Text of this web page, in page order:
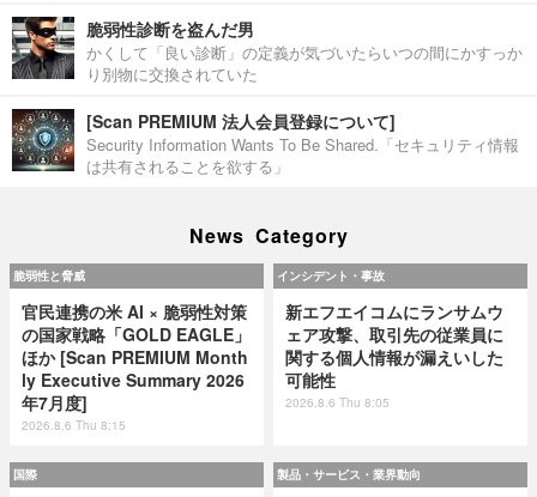
脆弱性診断を盗んだ男
かくして「良い診断」の定義が気づいたらいつの間にかすっか
り別物に交換されていた
[Scan PREMIUM 法人会員登録について]
Security Information Wants To Be Shared.「セキュリティ情報
は共有されることを欲する」
News Category
脆弱性と脅威
官民連携の米 AI × 脆弱性対策
の国家戦略「GOLD EAGLE」
ほか [Scan PREMIUM Month
ly Executive Summary 2026
年7月度]
2026.8.6 Thu 8:15
インシデント・事故
新エフエイコムにランサムウ
ェア攻撃、取引先の従業員に
関する個人情報が漏えいした
可能性
2026.8.6 Thu 8:05
国際 製品・サービス・業界動向